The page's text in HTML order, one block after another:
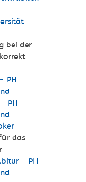
bei der
PH
PH
das
- PH